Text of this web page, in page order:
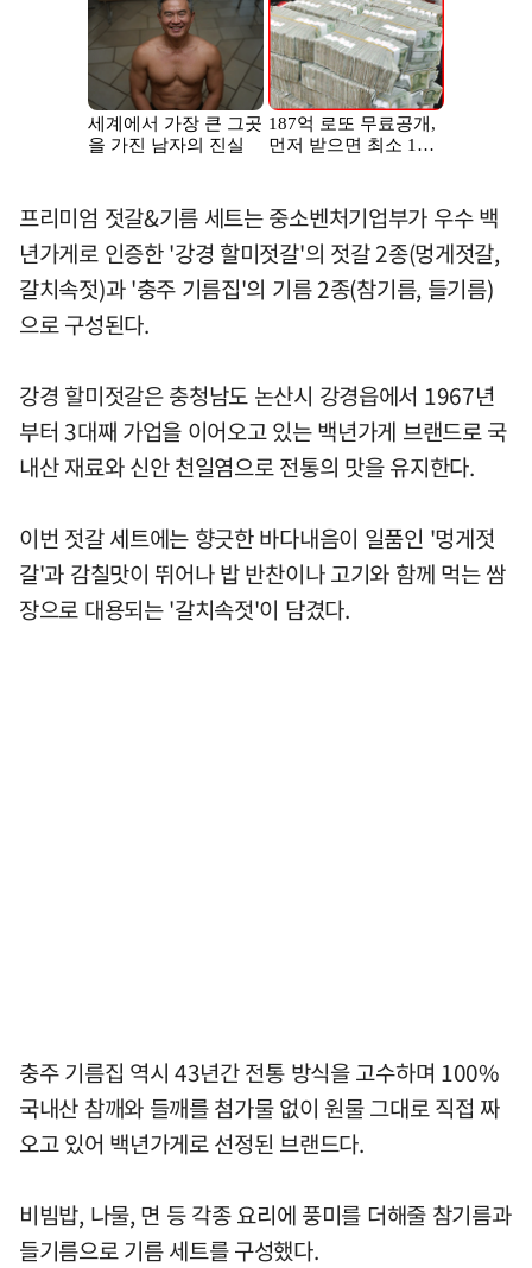
프리미엄 젓갈&기름 세트는 중소벤처기업부가 우수 백
년가게로 인증한 '강경 할미젓갈'의 젓갈 2종(멍게젓갈,
갈치속젓)과 '충주 기름집'의 기름 2종(참기름, 들기름)
으로 구성된다.
강경 할미젓갈은 충청남도 논산시 강경읍에서 1967년
부터 3대째 가업을 이어오고 있는 백년가게 브랜드로 국
내산 재료와 신안 천일염으로 전통의 맛을 유지한다.
이번 젓갈 세트에는 향긋한 바다내음이 일품인 '멍게젓
갈'과 감칠맛이 뛰어나 밥 반찬이나 고기와 함께 먹는 쌈
장으로 대용되는 '갈치속젓'이 담겼다.
충주 기름집 역시 43년간 전통 방식을 고수하며 100%
국내산 참깨와 들깨를 첨가물 없이 원물 그대로 직접 짜
오고 있어 백년가게로 선정된 브랜드다.
비빔밥, 나물, 면 등 각종 요리에 풍미를 더해줄 참기름과
들기름으로 기름 세트를 구성했다.